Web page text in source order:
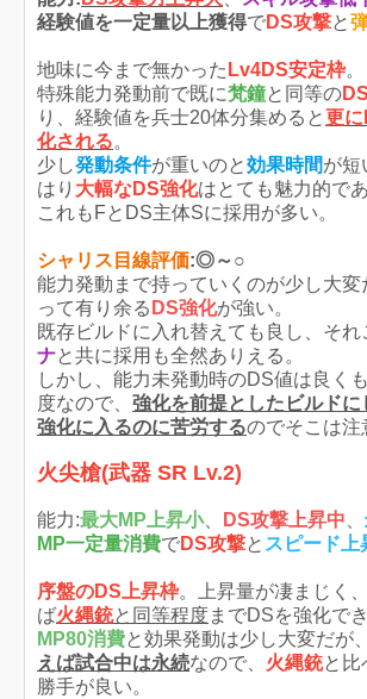
経験値を一定量以上獲得でDS攻撃と
地味に今まで無かった Lv4DS安定枠。
特殊能力発動前で既に梵鐘と同等の
り、経験値を兵士20体分集めると更
化される。
少し発動条件が重いのと効果時間が短
はり 大幅なDS強化はとても魅力的であ
これもFとDS主体Sに採用が多い。
シャリス目線評価:◎～○
能力発動まで持っていくのが少し大変
って有り余る DS強化が強い。
既存ビルドに入れ替えても良し、そ
ナと共に採用も全然ありえる。
しかし、能力未発動時のDS値は良く
度なので、 強化を前提としたビルド
強化に入るのに苦労するのでそこは注
火尖槍(武器 SR Lv.2)
能力:最大MP上昇小、 DS攻撃上昇中
MP一定量消費でDS攻撃と スピード上
序盤のDS上昇枠。上昇量が凄まじく
ば火縄銃と同等程度までDSを強化でき
MP80消費と効果発動は少し大変だが、
えば試合中は永続なので、 火縄銃と比
勝手が良い。